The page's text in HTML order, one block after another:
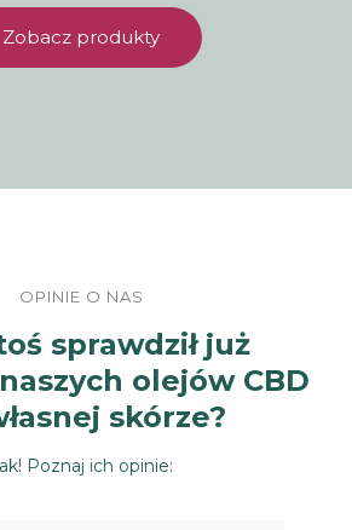
Zobacz produkty
OPINIE O NAS
sprawdził już
olejów CBD
skórze?
Poznaj ich opinie: